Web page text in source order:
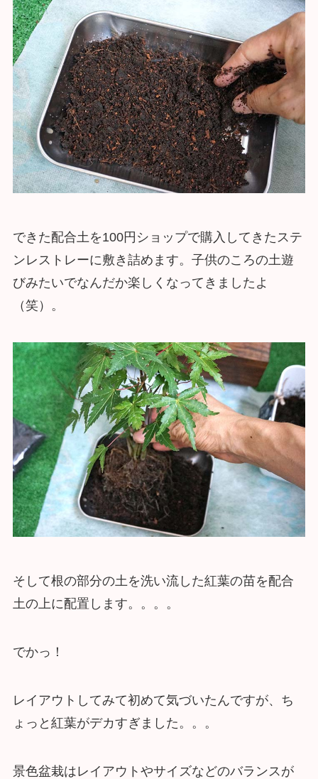
できた配合土を100円ショップで購入してきたステ
ンレストレーに敷き詰めます。子供のころの土遊
びみたいでなんだか楽しくなってきましたよ
（笑）。
そして根の部分の土を洗い流した紅葉の苗を配合
土の上に配置します。。。。
でかっ！
レイアウトしてみて初めて気づいたんですが、ち
ょっと紅葉がデカすぎました。。。
景色盆栽はレイアウトやサイズなどのバランスが